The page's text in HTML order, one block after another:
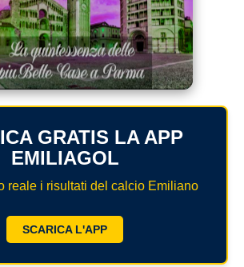
GRATIS LA APP
EMILIAGOL
reale i risultati del calcio Emiliano
SCARICA L'APP